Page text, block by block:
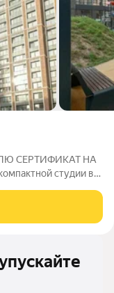
СЕРТИФИКАТ НА
студии в
19 м без